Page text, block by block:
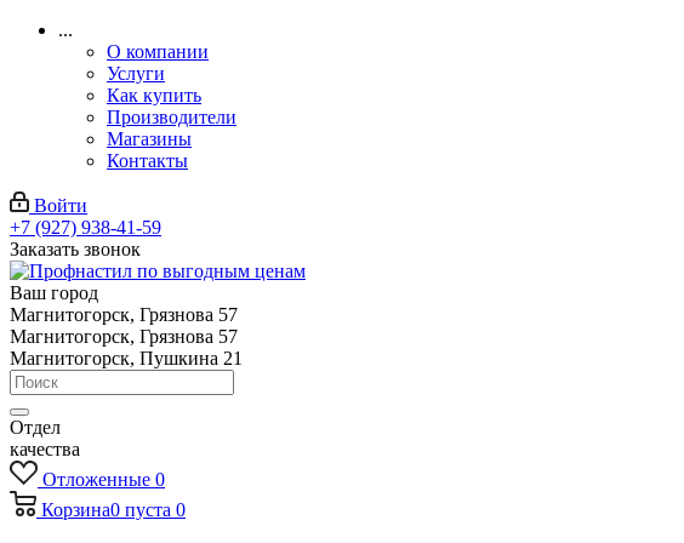
...
О компании
Услуги
Как купить
Производители
Магазины
Контакты
Войти
+7 (927) 938-41-59
Заказать звонок
Ваш город
Магнитогорск, Грязнова 57
Магнитогорск, Грязнова 57
Магнитогорск, Пушкина 21
Отдел
качества
Отложенные 0
Корзина0 пуста 0